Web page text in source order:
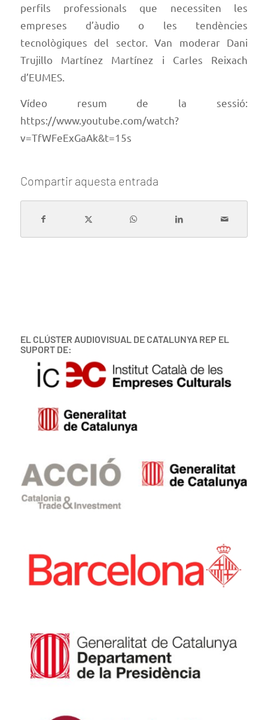
perfils professionals que necessiten les
empreses d’àudio o les tendències
tecnològiques del sector. Van moderar Dani
Trujillo Martínez Martínez i Carles Reixach
d’EUMES.
Vídeo resum de la sessió:
https://www.youtube.com/watch?
v=TfWFeExGaAk&t=15s
Compartir aquesta entrada
EL CLÚSTER AUDIOVISUAL DE CATALUNYA REP EL
SUPORT DE: